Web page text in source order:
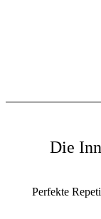
Die
Perfekte